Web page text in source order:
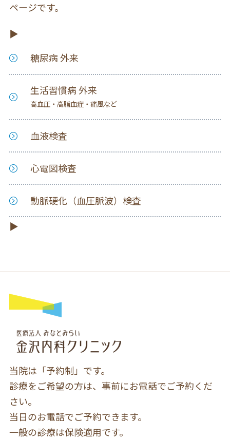
ページです。
糖尿病 外来
生活習慣病 外来
高血圧・高脂血症・痛風など
血液検査
心電図検査
動脈硬化（血圧脈波）検査
当院は「予約制」です。
診療をご希望の方は、事前にお電話でご予約くだ
さい。
当日のお電話でご予約できます。
一般の診療は保険適用です。